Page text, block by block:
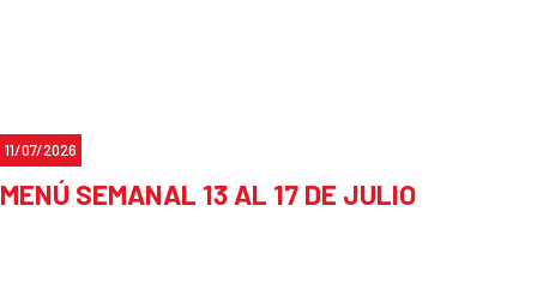
11/07/2026
MENÚ SEMANAL 13 AL 17 DE JULIO